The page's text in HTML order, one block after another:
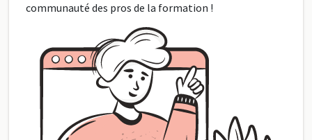
communauté des pros de la formation !